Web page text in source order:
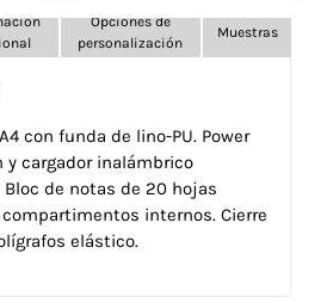
Opciones de
personalización
Muestras
con funda de lino-PU. Power
y cargador inalámbrico
Bloc de notas de 20 hojas
internos. Cierre
elástico.